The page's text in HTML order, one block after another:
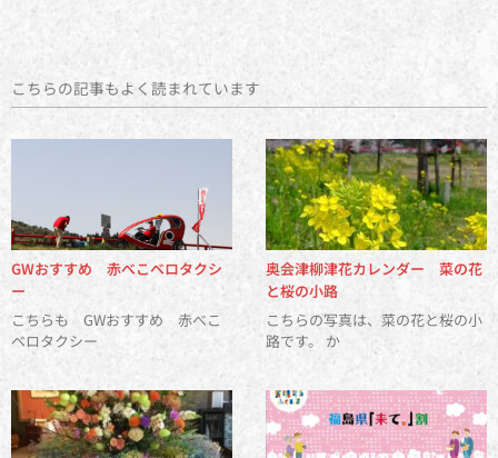
こちらの記事もよく読まれています
GWおすすめ 赤べこベロタクシ
ー
こちらも GWおすすめ 赤べこ
ベロタクシー
奥会津柳津花カレンダー 菜の花
と桜の小路
こちらの写真は、菜の花と桜の小
路です。 か